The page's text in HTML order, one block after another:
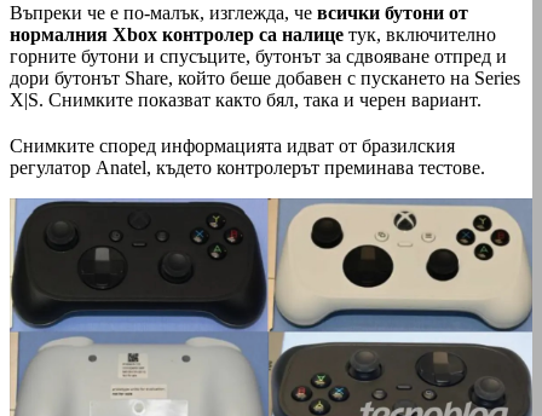
Въпреки че е по-малък, изглежда, че всички бутони от
нормалния Xbox контролер са налице тук, включително
горните бутони и спусъците, бутонът за сдвояване отпред и
дори бутонът Share, който беше добавен с пускането на Series
X|S. Снимките показват както бял, така и черен вариант.
Снимките според информацията идват от бразилския
регулатор Anatel, където контролерът преминава тестове.